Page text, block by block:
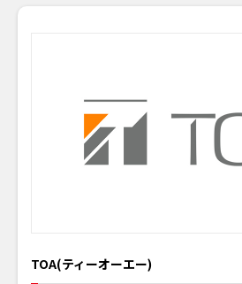
TOA(ティーオーエー)